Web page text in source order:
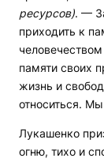
ресурсов). —
приходить к
памяти своих
жизнь и
относиться.
Лукашенко
огню, тихо и